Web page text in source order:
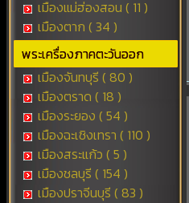
เมืองแม่ฮ่องสอน ( 11 )
เมืองตาก ( 34 )
พระเครื่องภาคตะวันออก
เมืองจันทบุรี ( 80 )
เมืองตราด ( 18 )
เมืองระยอง ( 54 )
เมืองฉะเชิงเทรา ( 110 )
เมืองสระแก้ว ( 5 )
เมืองชลบุรี ( 154 )
เมืองปราจีนบุรี ( 83 )